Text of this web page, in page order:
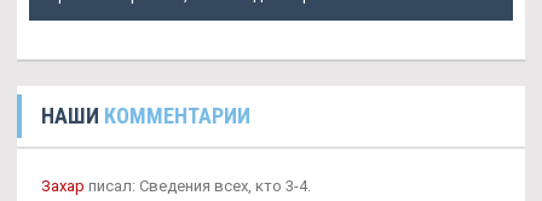
НАШИ КОММЕНТАРИИ
Захар писал: Сведения всех, кто 3-4.